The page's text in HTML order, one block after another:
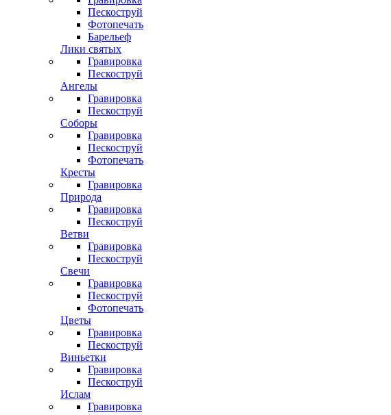
Пескоструй
Фотопечать
Барельеф
Лики святых
Гравировка
Пескоструй
Ангелы
Гравировка
Пескоструй
Соборы
Гравировка
Пескоструй
Фотопечать
Кресты
Гравировка
Природа
Гравировка
Пескоструй
Ветви
Гравировка
Пескоструй
Свечи
Гравировка
Пескоструй
Фотопечать
Цветы
Гравировка
Пескоструй
Виньетки
Гравировка
Пескоструй
Ислам
Гравировка